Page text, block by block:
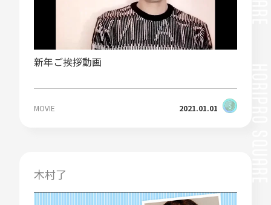
新年ご挨拶動画
MOVIE 2021.01.01
木村了